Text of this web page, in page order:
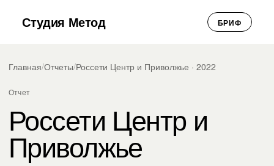
Студия Метод БРИФ
Главная/Отчеты/Россети Центр и Приволжье · 2022
Отчет
Россети Центр и
Приволжье